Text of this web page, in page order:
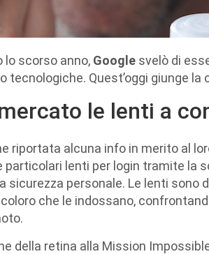
scorso anno, Google svelò di
Quest’oggi giunge la
le lenti a
riportata alcuna info in merito al
lenti per login tramite la
personale. Le lenti sono
che le indossano,
della retina alla Mission